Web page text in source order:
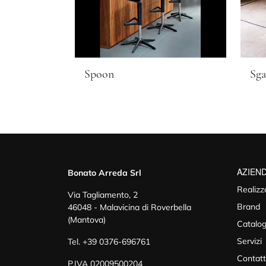
Spoon
Bonato Arreda Srl
Via Tagliamento, 2
46048 - Malavicina di Roverbella
(Mantova)
Tel. +39 0376-696761
P.IVA 02009500204
Brand
Servizi